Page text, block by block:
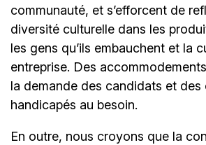
communauté, et s’efforcent de
diversité culturelle dans les
les gens qu’ils embauchent et la
entreprise. Des
la demande des candidats et des
handicapés au besoin.
En outre, nous croyons que la